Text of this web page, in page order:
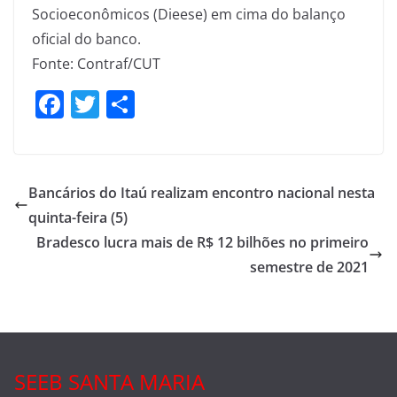
Socioeconômicos (Dieese) em cima do balanço
oficial do banco.
Fonte: Contraf/CUT
F
e
b
o
T
er e
Bancários do Itaú realizam encontro nacional nesta
quinta-feira (5)
Bradesco lucra mais de R$ 12 bilhões no primeiro
semestre de 2021
SEEB SANTA MARIA